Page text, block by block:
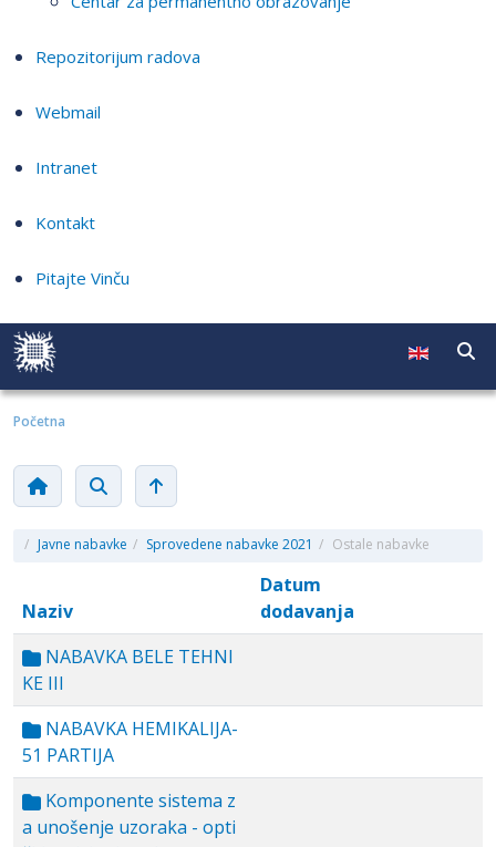
Repozitorijum radova
Webmail
Intranet
Kontakt
Pitajte Vinču
Početna
/ Javne nabavke / Sprovedene nabavke 2021 / Ostale nabavke
Naziv
Datum
dodavanja
NABAVKA BELE TEHNI
KE III
NABAVKA HEMIKALIJA-
51 PARTIJA
Komponente sistema z
a unošenje uzoraka - opti